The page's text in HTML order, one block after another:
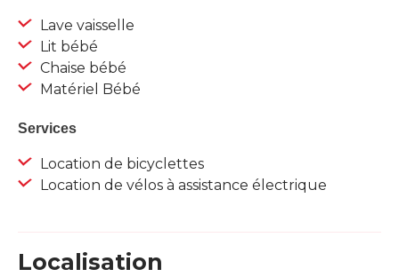
Lave vaisselle
Lit bébé
Chaise bébé
Matériel Bébé
Services
Location de bicyclettes
Location de vélos à assistance électrique
Localisation